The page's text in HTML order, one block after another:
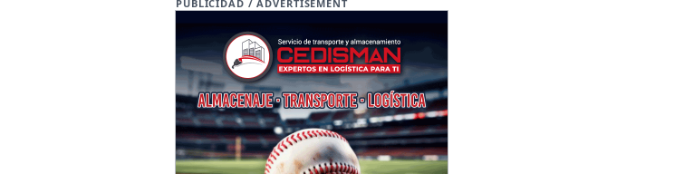
PUBLICIDAD / ADVERTISEMENT